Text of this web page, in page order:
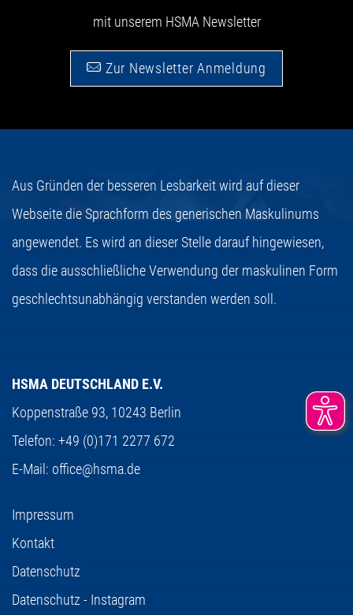
mit unserem HSMA Newsletter
Zur Newsletter Anmeldung
Aus Gründen der besseren Lesbarkeit wird auf dieser
Webseite die Sprachform des generischen Maskulinums
angewendet. Es wird an dieser Stelle darauf hingewiesen,
dass die ausschließliche Verwendung der maskulinen Form
geschlechtsunabhängig verstanden werden soll.
HSMA DEUTSCHLAND E.V.
Koppenstraße 93, 10243 Berlin
Telefon: +49 (0)171 2277 672
E-Mail: office@hsma.de
Impressum
Kontakt
Datenschutz
Datenschutz - Instagram